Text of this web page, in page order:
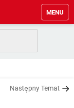
MENU
Następny Temat